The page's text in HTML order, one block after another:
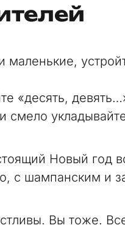
маленькие,
«десять,
смело
Новый год
с шампанским и
Вы тоже.